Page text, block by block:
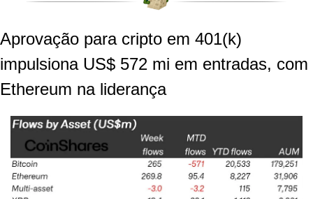
Aprovação para cripto em 401(k)
impulsiona US$ 572 mi em entradas, com
Ethereum na liderança